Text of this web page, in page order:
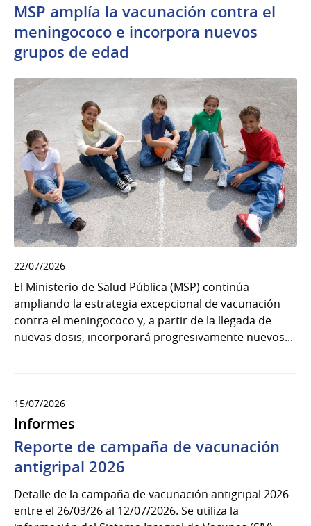
MSP amplía la vacunación contra el
meningococo e incorpora nuevos
grupos de edad
22/07/2026
El Ministerio de Salud Pública (MSP) continúa
ampliando la estrategia excepcional de vacunación
contra el meningococo y, a partir de la llegada de
nuevas dosis, incorporará progresivamente nuevos...
15/07/2026
Informes
Reporte de campaña de vacunación
antigripal 2026
Detalle de la campaña de vacunación antigripal 2026
entre el 26/03/26 al 12/07/2026. Se utiliza la